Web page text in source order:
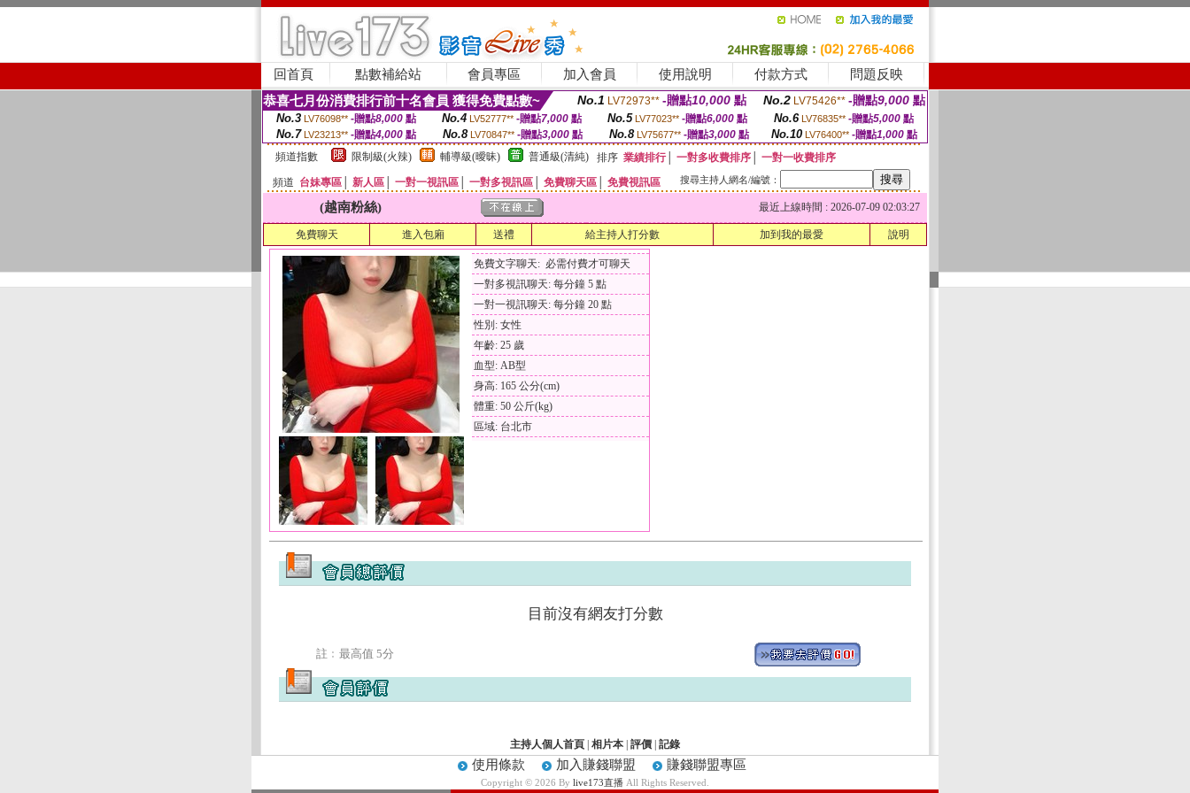
回首頁 點數補給站 會員專區 加入會員 使用說明 付款方式 問題反映
恭喜七月份消費排行前十名會員 獲得免費點數~ No.1 LV72973** -贈點10,000 點 No.2 LV75426** -贈點9,000 點
No.3 LV76098** -贈點8,000點 No.4 LV52777** -贈點7,000點 No.5 LV77023** -贈點6,000點 No.6 LV76835** -贈點5,000點
No.7 LV23213** -贈點4,000 點 No.8 LV70847** -贈點3,000 點 No.8 LV75677** -贈點3,000點 No.10 LV76400** -贈點1,000 點
頻道指數
限制級(火辣) 輔導級(曖昧) 普通級(清純) 排序 業績排行│ 一對多收費排序
一對一收費排序
頻道 台妹專區 新人區 一對一視訊區 一對多視訊區 免費聊天區 免費視訊區 搜尋主持人網名/編號：
(越南粉絲) 最近上線時間 : 2026-07-09 02:03:27
免費聊天 進入包廂 送禮 給主持人打分數 加到我的最愛 說明
免費文字聊天: 必需付費才可聊天
一對多視訊聊天: 每分鐘 5 點
一對一視訊聊天: 每分鐘 20 點
性別: 女性
年齡: 25 歲
血型: AB型
身高: 165 公分(cm)
體重: 50 公斤(kg)
區域: 台北市
目前沒有網友打分數
註﹕最高值 5分
主持人個人首頁 相片本 評價 記錄
使用條款 加入賺錢聯盟 賺錢聯盟專區
Copyright © 2026 By live173直播 All Rights Reserved.